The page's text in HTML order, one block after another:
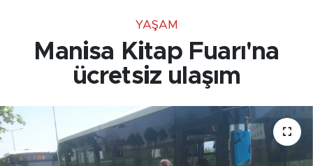
YAŞAM
Manisa Kitap Fuarı'na
ücretsiz ulaşım